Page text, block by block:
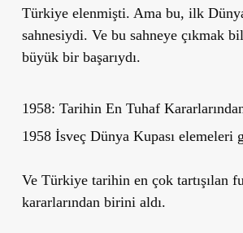
Türkiye elenmişti. Ama bu, ilk
sahnesiydi. Ve bu sahneye çıkmak
büyük bir başarıydı.
1958: Tarihin En Tuhaf
1958 İsveç Dünya Kupası elemeleri
Ve Türkiye tarihin en çok tartışılan
kararlarından birini aldı.